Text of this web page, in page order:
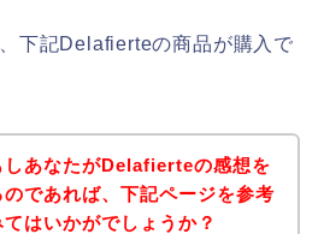
下記Delafierteの商品が購入で
しあなたがDelafierteの感想を
であれば、下記ページを参考
はいかがでしょうか？